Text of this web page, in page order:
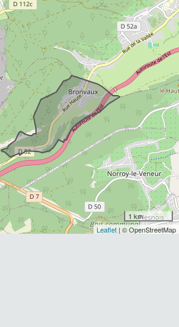
Chevreuil européen
Capreolus capreolus (Linnaeus,
1758)
observation
Dernière observation en1985 Fiche espèce
Chat forestier
Felis silvestris Schreber, 1775
1observation
Dernière observation en
2013 Fiche espèce
1 km
Leaflet| © OpenStreetMap